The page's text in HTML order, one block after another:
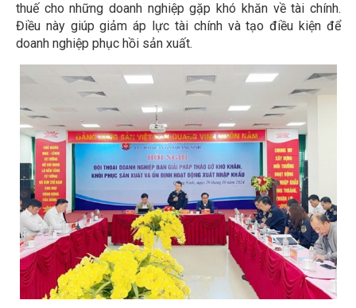
thuế cho những doanh nghiệp gặp khó khăn về tài chính.
Điều này giúp giảm áp lực tài chính và tạo điều kiện để
doanh nghiệp phục hồi sản xuất.